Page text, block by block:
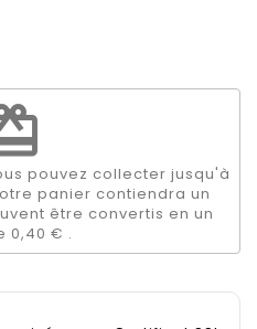
pouvez collecter jusqu'à
panier contiendra un
être convertis en un
0,40 € .